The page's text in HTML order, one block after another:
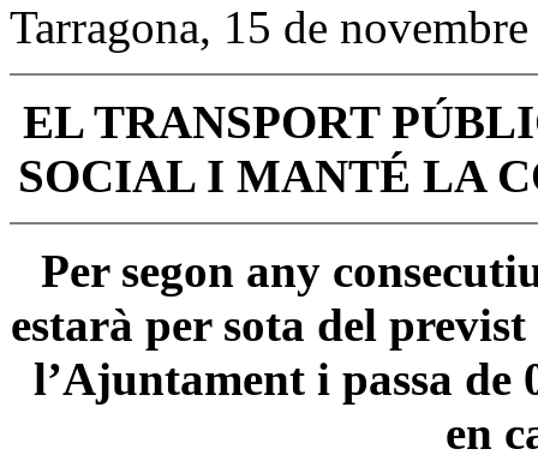
Tarragona, 15 de
EL TRANSPORT
SOCIAL I MANTÉ LA
Per segon any
estarà per sota del
l’Ajuntament i passa de
en